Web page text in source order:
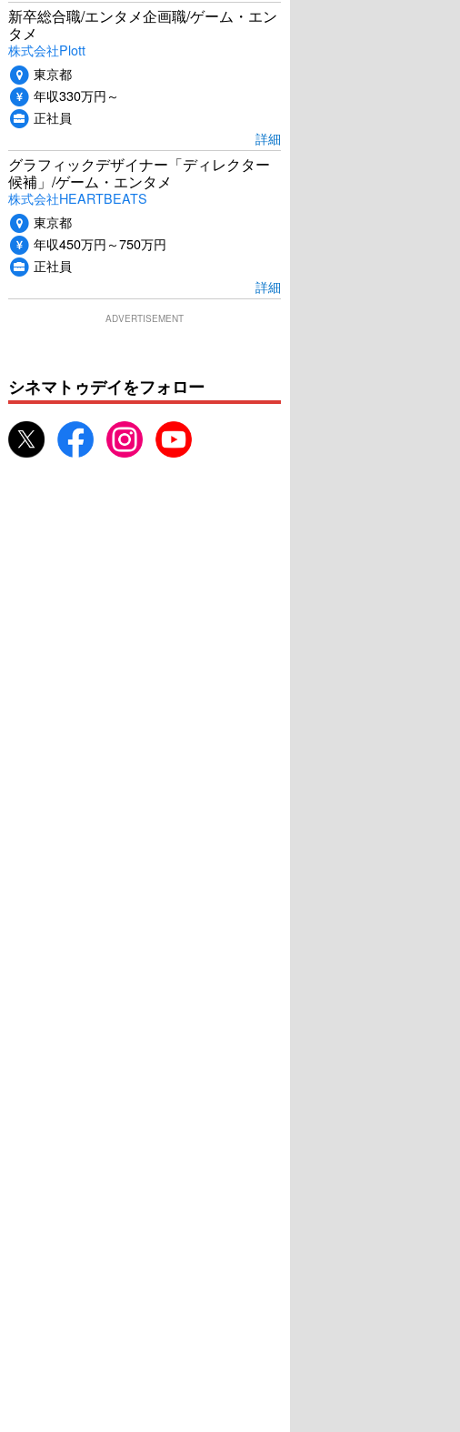
新卒総合職/エンタメ企画職/ゲーム・エン
タメ
株式会社Plott
東京都
年収330万円～
正社員
詳細
グラフィックデザイナー「ディレクター
候補」/ゲーム・エンタメ
株式会社HEARTBEATS
東京都
年収450万円～750万円
正社員
詳細
ADVERTISEMENT
シネマトゥデイをフォロー